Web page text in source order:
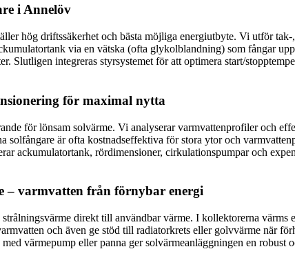
i Annelöv
hög driftssäkerhet och bästa möjliga energiutbyte. Vi utför
via en vätska (ofta glykolblandning) som fångar
Slutligen integreras styrsystemet för att optimera start/
för maximal nytta
för lönsam solvärme. Vi analyserar varmvattenprofiler och
solfångare är ofta kostnadseffektiva för stora ytor och
ackumulatortank, rördimensioner, cirkulationspumpar och
– varmvatten från förnybar energi
direkt till användbar värme. I kollektorerna
och även ge stöd till radiatorkrets eller golvvärme när
med värmepump eller panna ger solvärmeanläggningen en